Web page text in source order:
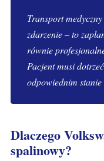
Transport
zdarzenie – to
równie
Pacjent musi
odpowiednim
Dlaczego
spalinowy?